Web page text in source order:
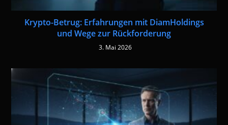
Krypto-Betrug: Erfahrungen mit DiamHoldings
und Wege zur Rückforderung
3. Mai 2026